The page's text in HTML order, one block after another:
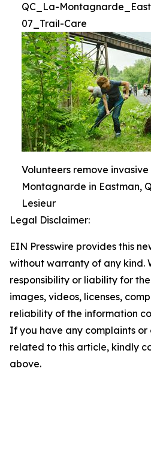
QC_La-
07_Trail-Care
Volunteers remove
Montagnarde in Eastman,
Lesieur
Legal Disclaimer:
EIN Presswire provides this
without warranty of any kind.
responsibility or liability for
images, videos, licenses,
reliability of the information
If you have any complaints or
related to this article, kindly
above.